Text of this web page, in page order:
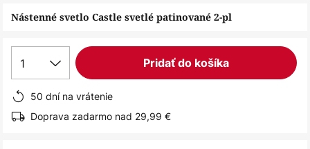
Nástenné svetlo Castle svetlé patinované 2-pl
1 Pridať do košíka
50 dní na vrátenie
Doprava zadarmo nad 29,99 €